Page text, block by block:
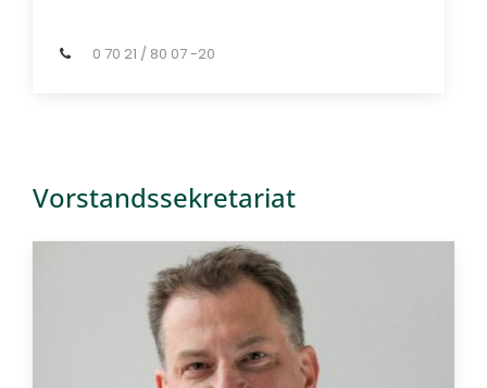
0 70 21 / 80 07 -20
Vorstandssekretariat